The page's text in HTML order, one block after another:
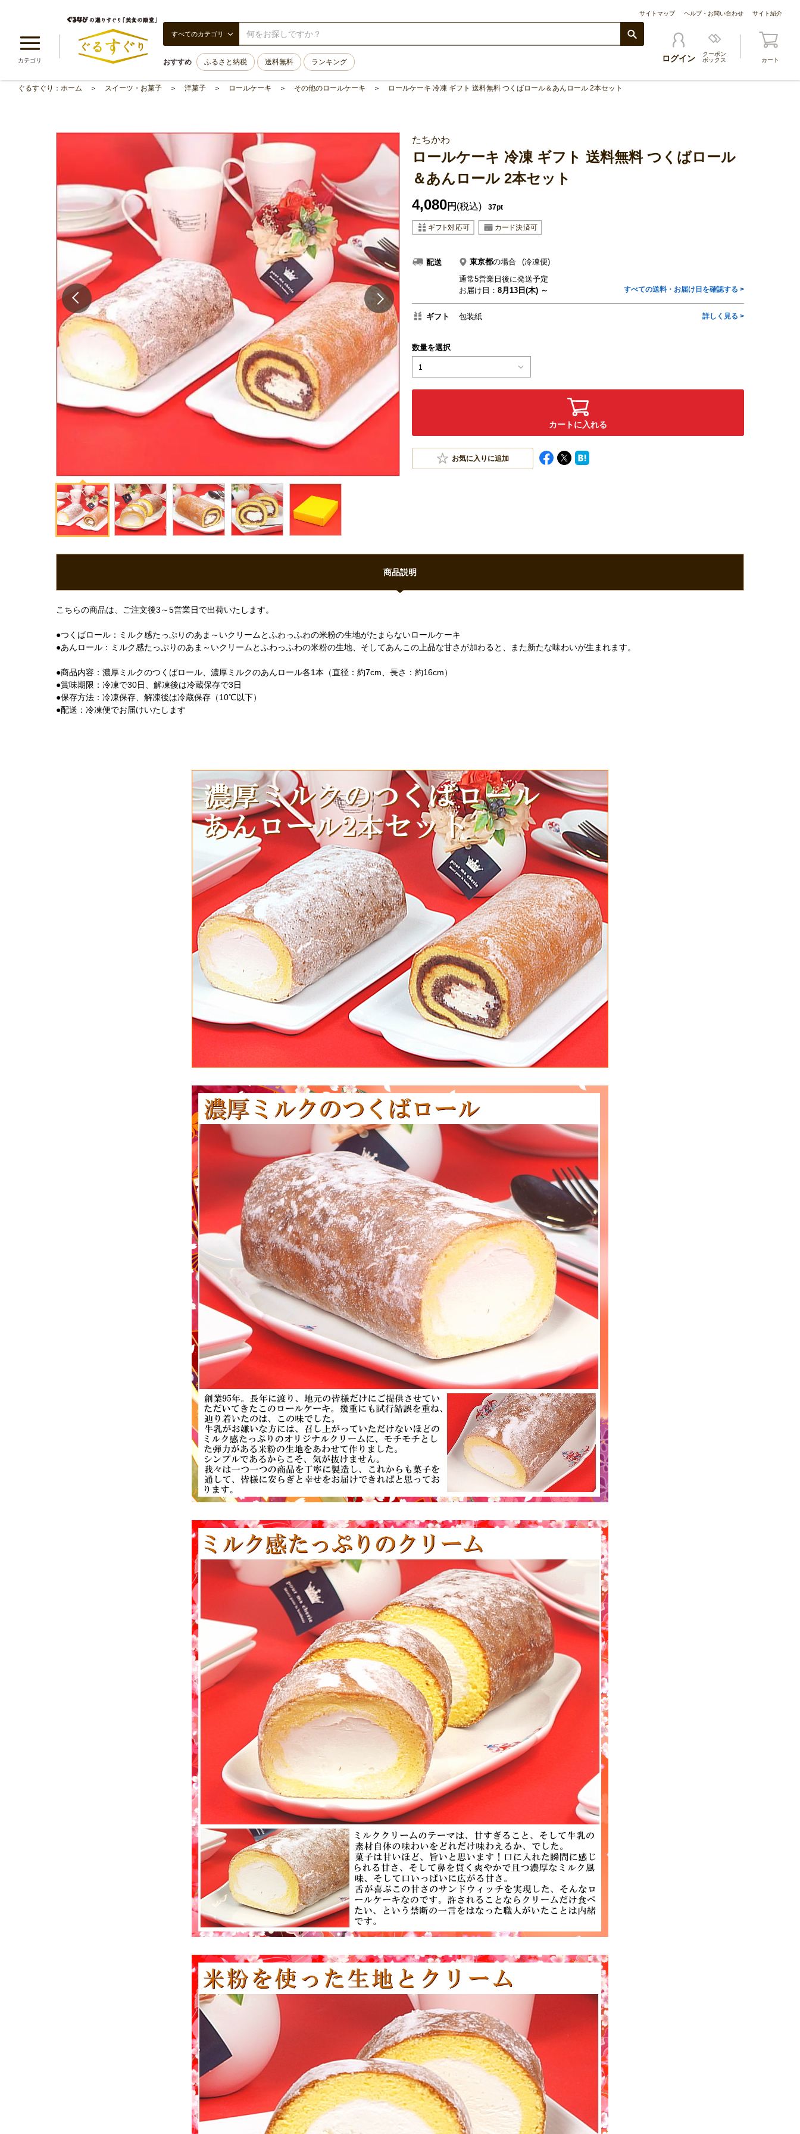
サイトマップ ヘルプ・お問い合わせ サイト紹介
カテゴリ
すべてのカテゴリ
おすすめ ふるさと納税 送料無料 ランキング ログイン
クーポン
ボックス
カート
ぐるすぐり：ホーム スイーツ・お菓子 洋菓子 ロールケーキ その他のロールケーキ ロールケーキ 冷凍 ギフト 送料無料 つくばロール＆あんロール 2本セット
たちかわ
ロールケーキ 冷凍 ギフト 送料無料 つくばロール
＆あんロール 2本セット
4,080円 (税込) 37pt
配送 東京都の場合
(冷凍便)
通常5営業日後に発送予定
お届け日： 8月13日(木) ～ すべての送料・お届け日を確認する >
ギフト 包装紙 詳しく見る >
数量を選択
1
カートに入れる
お気に入りに追加
商品説明
こちらの商品は、ご注文後3～5営業日で出荷いたします。
●つくばロール：ミルク感たっぷりのあま～いクリームとふわっふわの米粉の生地がたまらないロールケーキ
●あんロール：ミルク感たっぷりのあま～いクリームとふわっふわの米粉の生地、そしてあんこの上品な甘さが加わると、また新たな味わいが生まれます。
●商品内容：濃厚ミルクのつくばロール、濃厚ミルクのあんロール各1本（直径：約7cm、長さ：約16cm）
●賞味期限：冷凍で30日、解凍後は冷蔵保存で3日
●保存方法：冷凍保存、解凍後は冷蔵保存（10℃以下）
●配送：冷凍便でお届けいたします